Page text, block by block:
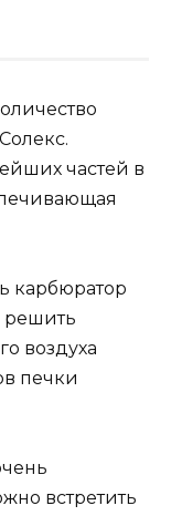
частей в
встретить